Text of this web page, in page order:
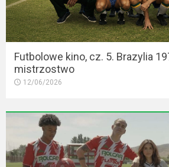
Futbolowe kino, cz. 5. Brazylia
mistrzostwo
12/06/2026